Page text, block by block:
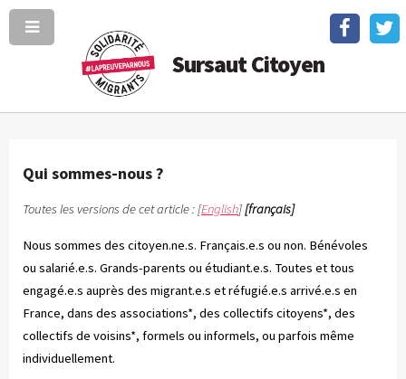
Sursaut Citoyen
Qui sommes-nous ?
Toutes les versions de cet article :[English][français]
Nous sommes des citoyen.ne.s. Français.e.s ou non. Bénévoles
ou salarié.e.s. Grands-parents ou étudiant.e.s. Toutes et tous
engagé.e.s auprès des migrant.e.s et réfugié.e.s arrivé.e.s en
France, dans des associations*, des collectifs citoyens*, des
collectifs de voisins*, formels ou informels, ou parfois même
individuellement.